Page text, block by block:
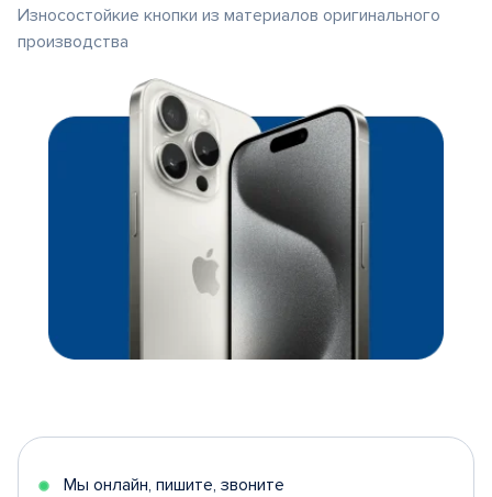
Износостойкие кнопки из материалов оригинального
производства
Мы онлайн, пишите, звоните